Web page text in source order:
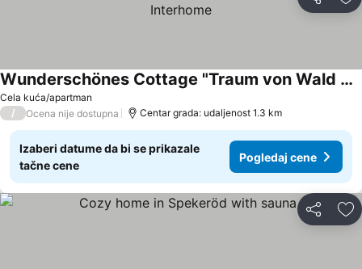
Deli
Cela kuća/apartman
Wunderschönes Cottage "Traum von Wald und Meer" by Interhome
/ Ocena nije dostupna Centar grada: udaljenost 1.3 km
Izaberi datume da bi se prikazale
tačne cene
Pogledaj cene
Deli